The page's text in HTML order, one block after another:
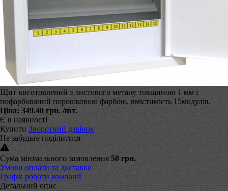
Щит виготовлений з листового металу товщиною 1 мм і
пофарбований порошковою фарбою, вмістимість 15модулів.
Ціна: 349.40 грн. /шт.
Є в наявності
Купити Зворотний дзвінок
Не забудьте поділитися
Сума мінімального замовлення 50 грн.
Умови оплати та доставки
Графік роботи компанії
Детальний опис